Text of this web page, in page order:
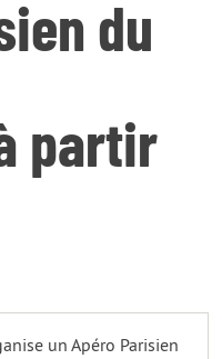
du
partir
un Apéro Parisien